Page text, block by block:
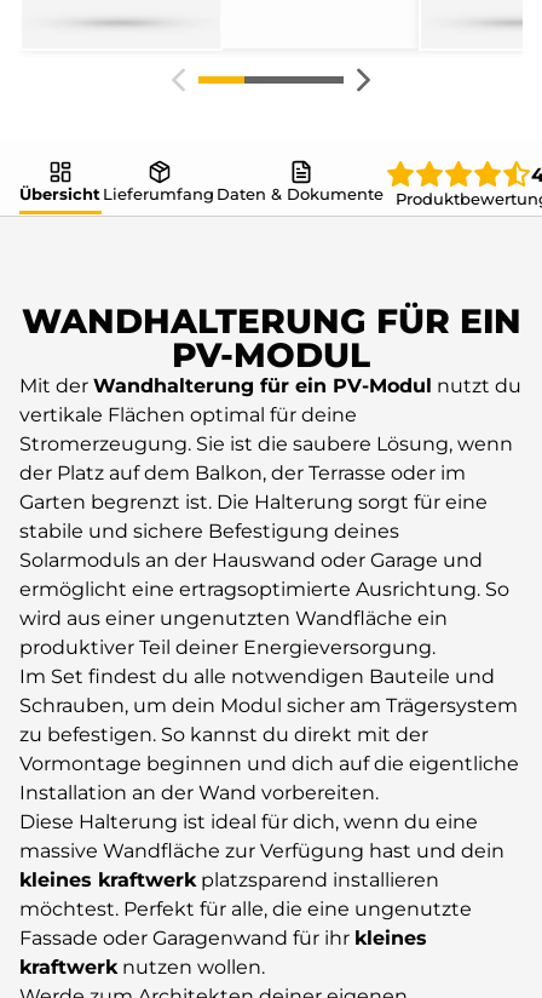
Übersicht Lieferumfang Daten & Dokumente
WANDHALTERUNG FÜR EIN
PV-MODUL
Mit der Wandhalterung für ein PV-Modul nutzt du
vertikale Flächen optimal für deine
Stromerzeugung. Sie ist die saubere Lösung, wenn
der Platz auf dem Balkon, der Terrasse oder im
Garten begrenzt ist. Die Halterung sorgt für eine
stabile und sichere Befestigung deines
Solarmoduls an der Hauswand oder Garage und
ermöglicht eine ertragsoptimierte Ausrichtung. So
wird aus einer ungenutzten Wandfläche ein
produktiver Teil deiner Energieversorgung.
Im Set findest du alle notwendigen Bauteile und
Schrauben, um dein Modul sicher am Trägersystem
zu befestigen. So kannst du direkt mit der
Vormontage beginnen und dich auf die eigentliche
Installation an der Wand vorbereiten.
Diese Halterung ist ideal für dich, wenn du eine
massive Wandfläche zur Verfügung hast und dein
kleines kraftwerkplatzsparend installieren
möchtest. Perfekt für alle, die eine ungenutzte
Fassade oder Garagenwand für ihr kleines
kraftwerknutzen wollen.